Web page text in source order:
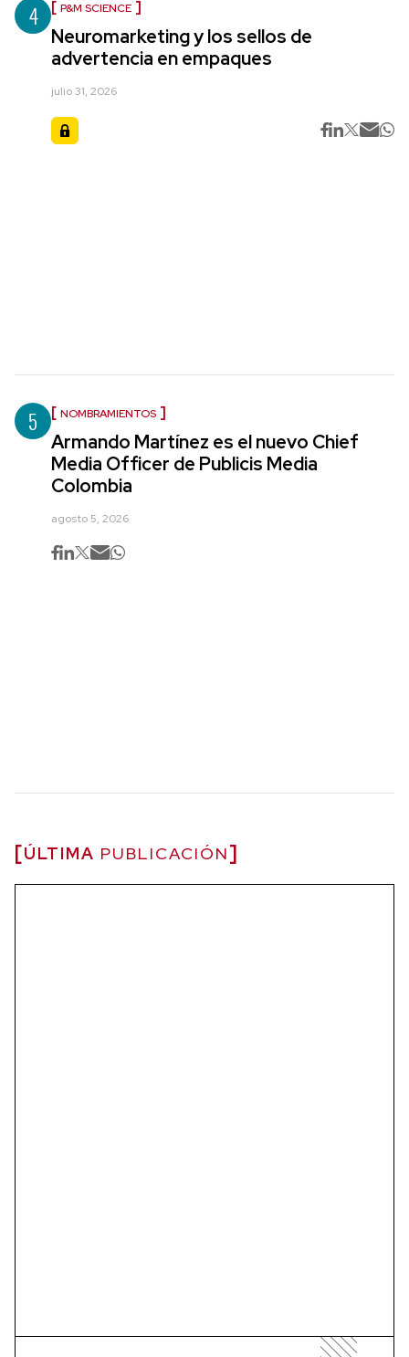
4 P&M SCIENCE
Neuromarketing y los sellos de
advertencia en empaques
julio 31, 2026
5 NOMBRAMIENTOS
Armando Martínez es el nuevo Chief
Media Officer de Publicis Media
Colombia
agosto 5, 2026
ÚLTIMA PUBLICACIÓN